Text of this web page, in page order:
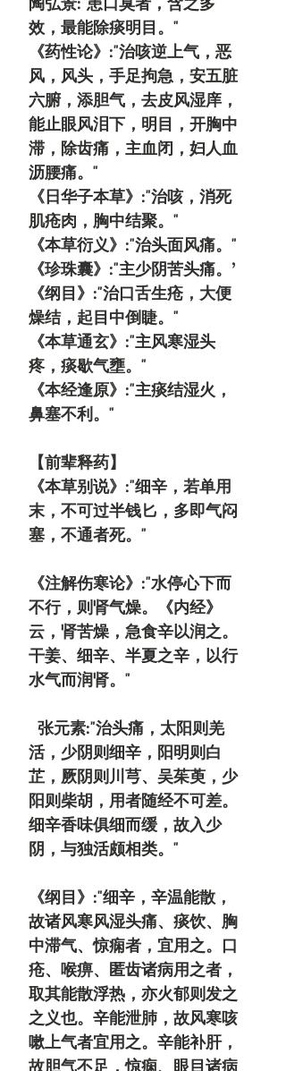
效，最能除痰明目。"
《药性论》:"治咳逆上气，恶
风，风头，手足拘急，安五脏
六腑，添胆气，去皮风湿庠，
能止眼风泪下，明目，开胸中
滞，除齿痛，主血闭，妇人血
沥腰痛。"
《日华子本草》:"治咳，消死
肌疮肉，胸中结聚。"
《本草衍义》:"治头面风痛。"
《珍珠囊》:"主少阴苦头痛。’
《纲目》:"治口舌生疮，大便
燥结，起目中倒睫。"
《本草通玄》:"主风寒湿头
疼，痰歇气壅。"
《本经逢原》:"主痰结湿火，
鼻塞不利。"
【前辈释药】
《本草别说》:"细辛，若单用
末，不可过半钱匕，多即气闷
塞，不通者死。"
《注解伤寒论》:"水停心下而
不行，则肾气燥。《内经》
云，肾苦燥，急食辛以润之。
干姜、细辛、半夏之辛，以行
水气而润肾。"
张元素:"治头痛，太阳则羌
活，少阴则细辛，阳明则白
芷，厥阴则川芎、吴茱萸，少
阳则柴胡，用者随经不可差。
细辛香味俱细而缓，故入少
阴，与独活颇相类。"
《纲目》:"细辛，辛温能散，
故诸风寒风湿头痛、痰饮、胸
中滞气、惊痫者，宜用之。口
疮、喉痹、匿齿诸病用之者，
取其能散浮热，亦火郁则发之
之义也。辛能泄肺，故风寒咳
嗽上气者宜用之。辛能补肝，
故胆气不足，惊痫、眼目诸病